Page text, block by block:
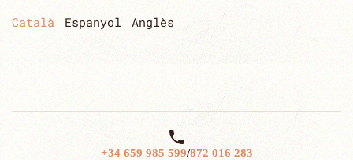
Català Espanyol Anglès

+34 659 985 599/872 016 283